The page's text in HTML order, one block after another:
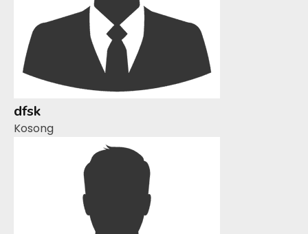
dfsk
Kosong